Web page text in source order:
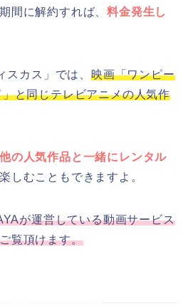
間に解約すれば、料金発生し
スカス」では、 映画「ワンピー
と同じテレビアニメの人気作
の人気作品と一緒にレンタル
しむこともできますよ。
が運営している動画サービス
覧頂けます。